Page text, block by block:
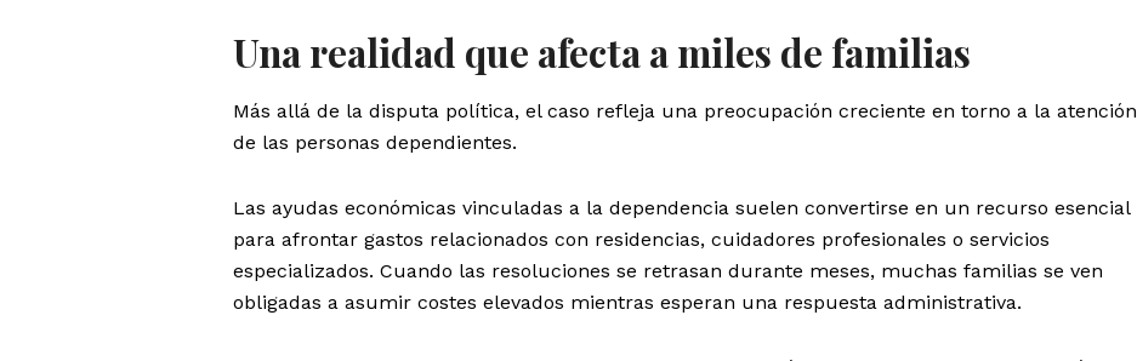
Una realidad que afecta a miles de familias
Más allá de la disputa política, el caso refleja una preocupación creciente en torno a la atención
de las personas dependientes.
Las ayudas económicas vinculadas a la dependencia suelen convertirse en un recurso esencial
para afrontar gastos relacionados con residencias, cuidadores profesionales o servicios
especializados. Cuando las resoluciones se retrasan durante meses, muchas familias se ven
obligadas a asumir costes elevados mientras esperan una respuesta administrativa.